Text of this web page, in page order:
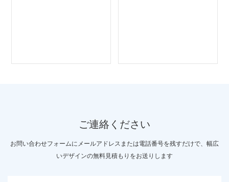
ご連絡ください
お問い合わせフォームにメールアドレスまたは電話番号を残すだけで、幅広
いデザインの無料見積もりをお送りします